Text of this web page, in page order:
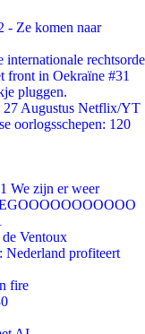
- Ze komen naar
rechtsorde
front in Oekraïne #31
pluggen.
Augustus Netflix/YT
oorlogsschepen: 120
We zijn er weer
Ventoux
Nederland profiteert
fire